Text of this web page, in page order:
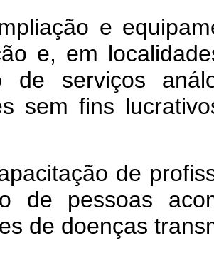
e
e, em
de serviços
sem fins
de
de pessoas
de doenças